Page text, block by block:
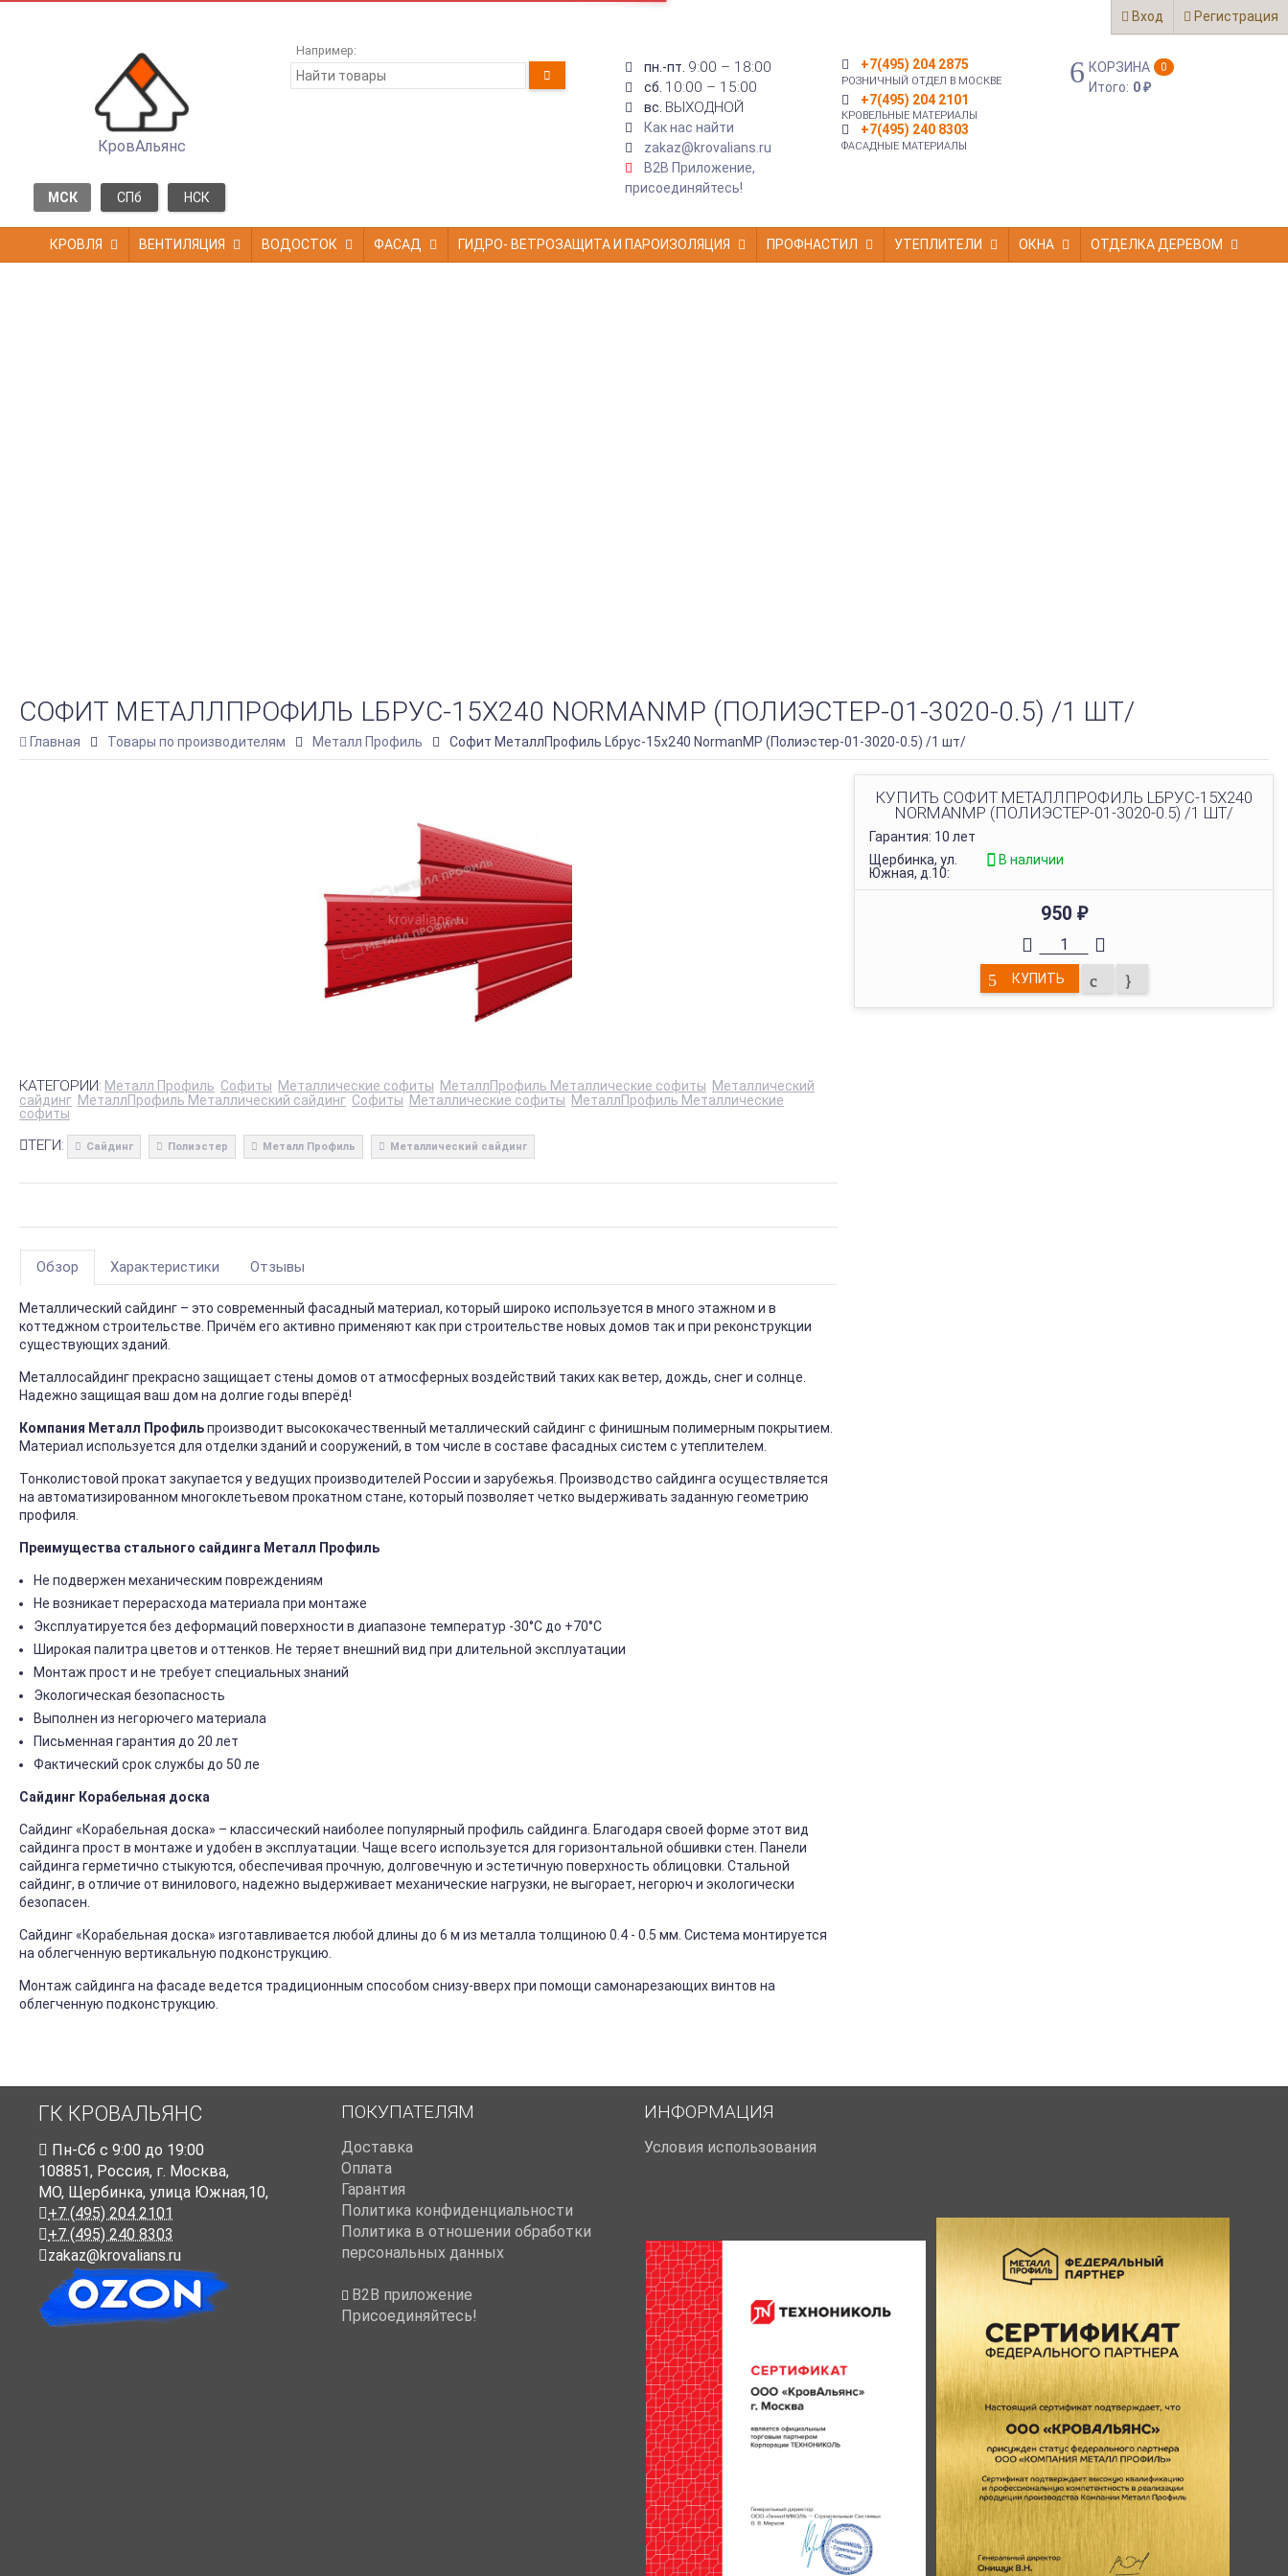
Вход Регистрация
КровАльянс
МСК СПб НСК
Например:
пн.-пт. 9:00 – 18:00
сб. 10:00 – 15:00
вс. ВЫХОДНОЙ
Как нас найти
zakaz@krovalians.ru
B2B Приложение,
присоединяйтесь!
+7(495) 204 2875
РОЗНИЧНЫЙ ОТДЕЛ В МОСКВЕ
+7(495) 204 2101
КРОВЕЛЬНЫЕ МАТЕРИАЛЫ
+7(495) 240 8303
ФАСАДНЫЕ МАТЕРИАЛЫ
КОРЗИНА 0
Итого: 0₽
КРОВЛЯ ВЕНТИЛЯЦИЯ ВОДОСТОК ФАСАД ГИДРО- ВЕТРОЗАЩИТА И ПАРОИЗОЛЯЦИЯ ПРОФНАСТИЛ УТЕПЛИТЕЛИ ОКНА ОТДЕЛКА ДЕРЕВОМ
СОФИТ МЕТАЛЛПРОФИЛЬ LБРУС-15Х240 NORMANMP (ПОЛИЭСТЕР-01-3020-0.5) /1 ШТ/
Главная Товары по производителям Металл Профиль Софит МеталлПрофиль Lбрус-15х240 NormanMP (Полиэстер-01-3020-0.5) /1 шт/
КУПИТЬ СОФИТ МЕТАЛЛПРОФИЛЬ LБРУС-15Х240
NORMANMP (ПОЛИЭСТЕР-01-3020-0.5) /1 ШТ/
Гарантия: 10 лет
Щербинка, ул.
Южная, д.10:
В наличии
950 ₽
КУПИТЬ
КАТЕГОРИИ: Металл Профиль Софиты Металлические софиты МеталлПрофиль Металлические софиты Металлический
сайдинг МеталлПрофиль Металлический сайдинг Софиты Металлические софиты МеталлПрофиль Металлические
софиты
ТЕГИ: Сайдинг Полиэстер Металл Профиль Металлический сайдинг
Обзор Характеристики Отзывы
Металлический сайдинг – это современный фасадный материал, который широко используется в много этажном и в
коттеджном строительстве. Причём его активно применяют как при строительстве новых домов так и при реконструкции
существующих зданий.
Металлосайдинг прекрасно защищает стены домов от атмосферных воздействий таких как ветер, дождь, снег и солнце.
Надежно защищая ваш дом на долгие годы вперёд!
Компания Металл Профильпроизводит высококачественный металлический сайдинг с финишным полимерным покрытием.
Материал используется для отделки зданий и сооружений, в том числе в составе фасадных систем с утеплителем.
Тонколистовой прокат закупается у ведущих производителей России и зарубежья. Производство сайдинга осуществляется
на автоматизированном многоклетьевом прокатном стане, который позволяет четко выдерживать заданную геометрию
профиля.
Преимущества стального сайдинга Металл Профиль
Не подвержен механическим повреждениям
Не возникает перерасхода материала при монтаже
Эксплуатируется без деформаций поверхности в диапазоне температур -30°C до +70°C
Широкая палитра цветов и оттенков. Не теряет внешний вид при длительной эксплуатации
Монтаж прост и не требует специальных знаний
Экологическая безопасность
Выполнен из негорючего материала
Письменная гарантия до 20 лет
Фактический срок службы до 50 ле
Сайдинг Корабельная доска
Сайдинг «Корабельная доска» – классический наиболее популярный профиль сайдинга. Благодаря своей форме этот вид
сайдинга прост в монтаже и удобен в эксплуатации. Чаще всего используется для горизонтальной обшивки стен. Панели
сайдинга герметично стыкуются, обеспечивая прочную, долговечную и эстетичную поверхность облицовки. Стальной
сайдинг, в отличие от винилового, надежно выдерживает механические нагрузки, не выгорает, негорюч и экологически
безопасен.
Сайдинг «Корабельная доска» изготавливается любой длины до 6 м из металла толщиною 0.4 - 0.5 мм. Система монтируется
на облегченную вертикальную подконструкцию.
Монтаж сайдинга на фасаде ведется традиционным способом снизу-вверх при помощи самонарезающих винтов на
облегченную подконструкцию.
ГК КРОВАЛЬЯНС
Пн-Cб с 9:00 до 19:00
108851, Россия, г. Москва,
МО, Щербинка, улица Южная,10,
+7 (495) 204 2101
+7 (495) 240 8303
zakaz@krovalians.ru
ПОКУПАТЕЛЯМ
Доставка
Оплата
Гарантия
Политика конфиденциальности
Политика в отношении обработки
персональных данных
B2B приложение
Присоединяйтесь!
ИНФОРМАЦИЯ
Условия использования